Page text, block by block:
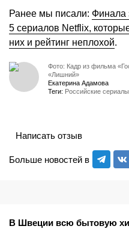
Ранее мы писали: Финала
5 сериалов Netflix,
них и рейтинг неплохой.
Фото: Кадр из фильма
«Лишний»
Екатерина Адамова
Теги: Российские сериалы
Больше новостей в
Написать отзыв
В Швеции всю бытовую